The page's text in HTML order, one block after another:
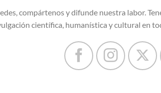
compártenos y difunde nuestra labor.
científica, humanística y cultural en